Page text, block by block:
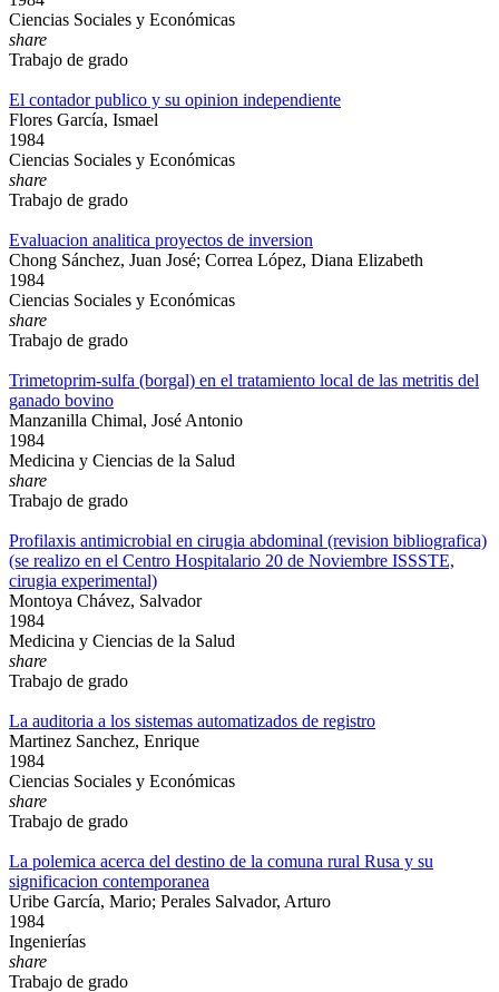
Ciencias Sociales y Económicas
share
Trabajo de grado
El contador publico y su opinion independiente
Flores García, Ismael
1984
Ciencias Sociales y Económicas
share
Trabajo de grado
Evaluacion analitica proyectos de inversion
Chong Sánchez, Juan José; Correa López, Diana Elizabeth
1984
Ciencias Sociales y Económicas
share
Trabajo de grado
Trimetoprim-sulfa (borgal) en el tratamiento local de las metritis del
ganado bovino
Manzanilla Chimal, José Antonio
1984
Medicina y Ciencias de la Salud
share
Trabajo de grado
Profilaxis antimicrobial en cirugia abdominal (revision bibliografica)
(se realizo en el Centro Hospitalario 20 de Noviembre ISSSTE,
cirugia experimental)
Montoya Chávez, Salvador
1984
Medicina y Ciencias de la Salud
share
Trabajo de grado
La auditoria a los sistemas automatizados de registro
Martinez Sanchez, Enrique
1984
Ciencias Sociales y Económicas
share
Trabajo de grado
La polemica acerca del destino de la comuna rural Rusa y su
significacion contemporanea
Uribe García, Mario; Perales Salvador, Arturo
1984
Ingenierías
share
Trabajo de grado